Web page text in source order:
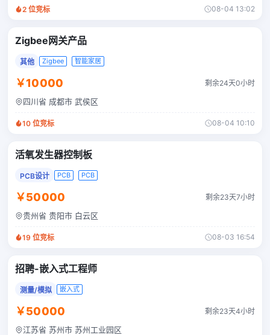
2 位竞标 08-04 13:02
Zigbee网关产品
其他 Zigbee 智能家居
￥10000 剩余24天0小时
四川省 成都市 武侯区
10 位竞标 08-04 10:10
活氧发生器控制板
PCB设计 PCB PCB
￥50000 剩余23天7小时
贵州省 贵阳市 白云区
19 位竞标 08-03 16:54
招聘-嵌入式工程师
测量/模拟 嵌入式
￥50000 剩余23天4小时
江苏省 苏州市 苏州工业园区